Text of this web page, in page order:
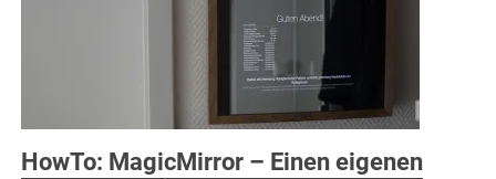
HowTo: MagicMirror – Einen eigenen